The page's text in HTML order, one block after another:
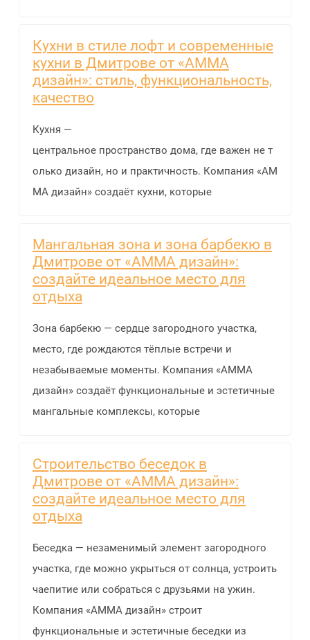
Кухни в стиле лофт и современные
кухни в Дмитрове от «АММА
дизайн»: стиль, функциональность,
качество
Кухня —
центральное пространство дома, где важен не т
олько дизайн, но и практичность. Компания «АМ
МА дизайн» создаёт кухни, которые
Мангальная зона и зона барбекю в
Дмитрове от «АММА дизайн»:
создайте идеальное место для
отдыха
Зона барбекю — сердце загородного участка,
место, где рождаются тёплые встречи и
незабываемые моменты. Компания «АММА
дизайн» создаёт функциональные и эстетичные
мангальные комплексы, которые
Строительство беседок в
Дмитрове от «АММА дизайн»:
создайте идеальное место для
отдыха
Беседка — незаменимый элемент загородного
участка, где можно укрыться от солнца, устроить
чаепитие или собраться с друзьями на ужин.
Компания «АММА дизайн» строит
функциональные и эстетичные беседки из